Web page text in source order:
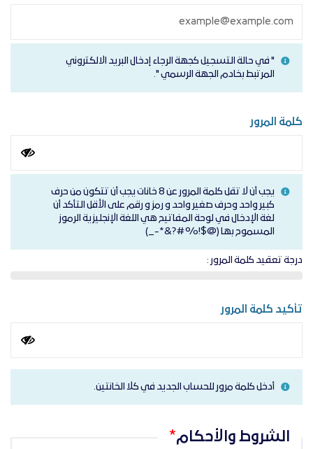
" في حالة التسجيل كجهة الرجاء إدخال البريد الالكتروني
المرتبط بخادم الجهة الرسمي ".
كلمة المرور
يجب أن لا تقل كلمة المرور عن 8 خانات يجب أن تتكون من حرف
كبير واحد وحرف صغير واحد و رمز و رقم على الأقل التأكد أن
لغة الإدخال في لوحة المفاتيح هي اللغة الإنجليزية الرموز
المسموح بها (@$!%#?&*-_)
درجة تعقيد كلمة المرور :
تأكيد كلمة المرور
أدخل كلمة مرور للحساب الجديد في كلا الخانتين.
الشروط والأحكام